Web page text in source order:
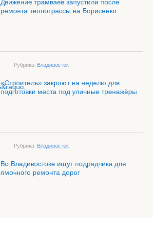
Движение трамваев запустили после
ремонта теплотрассы на Борисенко
Рубрика: Владивосток
«Строитель» закроют на неделю для
подготовки места под уличные тренажёры
Рубрика: Владивосток
Во Владивостоке ищут подрядчика для
ямочного ремонта дорог